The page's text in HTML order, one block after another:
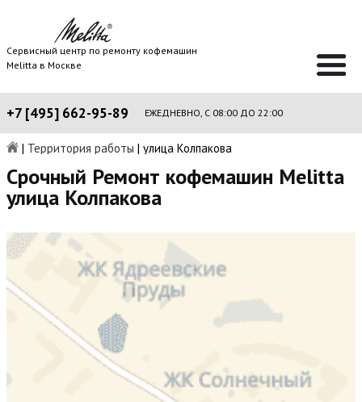
Сервисный центр по ремонту кофемашин
Melitta в Москве
+7 [495] 662-95-89 ЕЖЕДНЕВНО, С 08:00 ДО 22:00
| Территория работы | улица Колпакова
Срочный Ремонт кофемашин Melitta
улица Колпакова